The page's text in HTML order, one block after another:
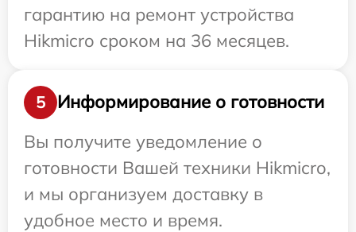
гарантию на ремонт устройства
Hikmicro сроком на 36 месяцев.
5
Информирование о готовности
Вы получите уведомление о
готовности Вашей техники Hikmicro,
и мы организуем доставку в
удобное место и время.